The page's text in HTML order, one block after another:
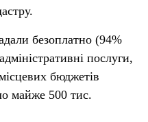
безоплатно (94%
послуги,
бюджетів
майже 500 тис.